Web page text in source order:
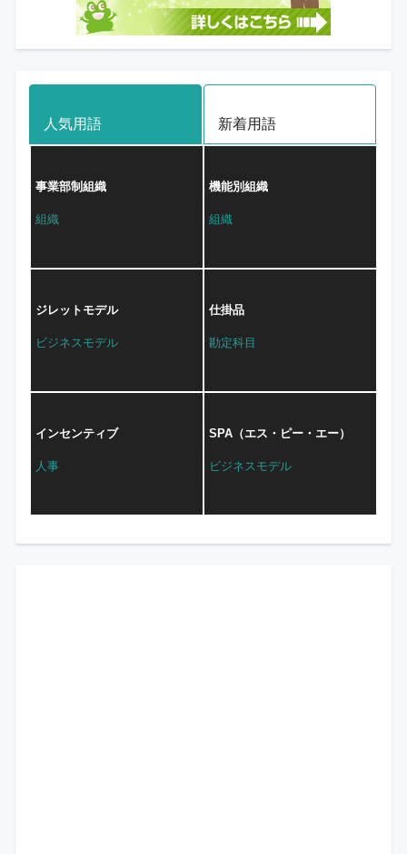
人気用語 新着用語
事業部制組織
組織
機能別組織
組織
ジレットモデル
ビジネスモデル
仕掛品
勘定科目
インセンティブ
人事
SPA（エス・ピー・エー）
ビジネスモデル